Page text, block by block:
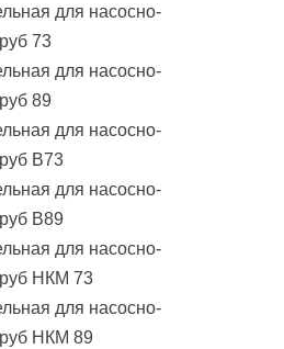
для насосно-
73
для насосно-
89
для насосно-
В73
для насосно-
В89
для насосно-
НКМ 73
для насосно-
НКМ 89